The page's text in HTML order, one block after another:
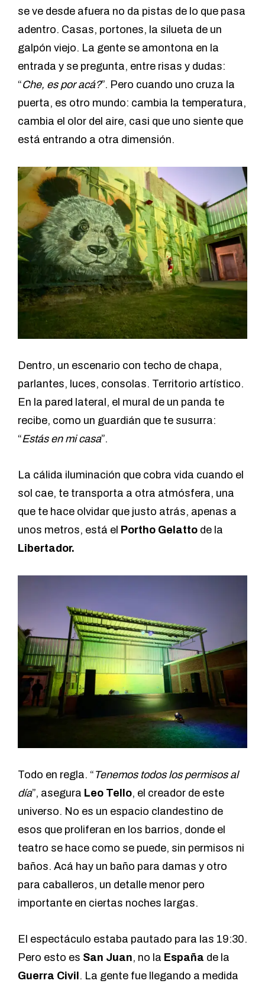
se ve desde afuera no da pistas de lo que pasa
adentro. Casas, portones, la silueta de un
galpón viejo. La gente se amontona en la
entrada y se pregunta, entre risas y dudas:
“Che, es por acá?”. Pero cuando uno cruza la
puerta, es otro mundo: cambia la temperatura,
cambia el olor del aire, casi que uno siente que
está entrando a otra dimensión.
Dentro, un escenario con techo de chapa,
parlantes, luces, consolas. Territorio artístico.
En la pared lateral, el mural de un panda te
recibe, como un guardián que te susurra:
“Estás en mi casa”.
La cálida iluminación que cobra vida cuando el
sol cae, te transporta a otra atmósfera, una
que te hace olvidar que justo atrás, apenas a
unos metros, está el Portho Gelatto de la
Libertador.
Todo en regla. “ Tenemos todos los permisos al
día”, asegura Leo Tello, el creador de este
universo. No es un espacio clandestino de
esos que proliferan en los barrios, donde el
teatro se hace como se puede, sin permisos ni
baños. Acá hay un baño para damas y otro
para caballeros, un detalle menor pero
importante en ciertas noches largas.
El espectáculo estaba pautado para las 19:30.
Pero esto es San Juan, no la España de la
Guerra Civil. La gente fue llegando a medida